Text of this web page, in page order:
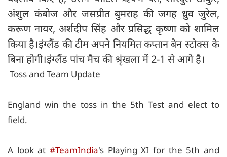
अंशुल कंबोज और जसप्रीत बुमराह की जगह ध्रुव जुरेल,
करूण नायर, अर्शदीप सिंह और प्रसिद्ध कृष्णा को शामिल
किया है।इंग्लैंड की टीम अपने नियमित कप्तान बेन स्टोक्स के
बिना होगी।इंग्लैंड पांच मैच की श्रृंखला में 2-1 से आगे है।
Toss and Team Update
England win the toss in the 5th Test and elect to
field.
A look at #TeamIndia's Playing XI for the 5th and